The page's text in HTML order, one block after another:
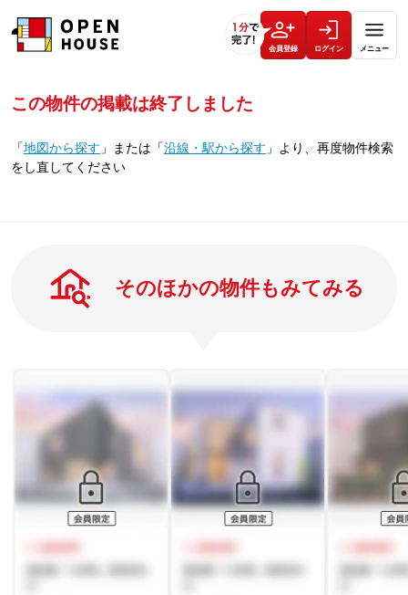
会員登録 ログイン メニュー
この物件の掲載は終了しました
「地図から探す 」 または 「沿線・駅から探す 」 より、再度物件検索
をし直してください
そのほかの物件もみてみる